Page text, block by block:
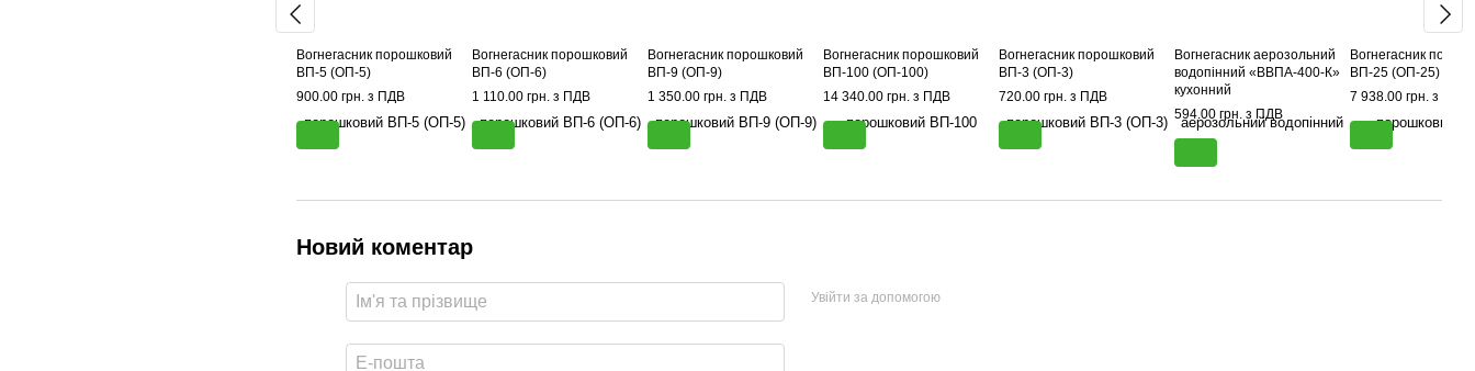
Вогнегасник порошковий
ВП-5 (ОП-5)
900.00 грн. з ПДВ
Вогнегасник порошковий
ВП-6 (ОП-6)
1 110.00 грн. з ПДВ
Вогнегасник порошковий
ВП-9 (ОП-9)
1 350.00 грн. з ПДВ
Вогнегасник порошковий
ВП-100 (ОП-100)
14 340.00 грн. з ПДВ
Вогнегасник порошковий
ВП-3 (ОП-3)
720.00 грн. з ПДВ
Вогнегасник аерозольний
водопінний «ВВПА-400-К»
кухонний
594.00 грн. з ПДВ
Вогнегасник
ВП-25 (ОП-25)
7 938.00 грн. з ПДВ
Новий коментар
Увійти за допомогою